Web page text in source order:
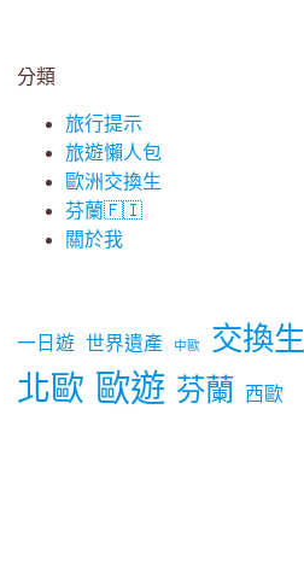
分類
旅行提示
旅遊懶人包
歐洲交換生
芬蘭🇫🇮
關於我
一日遊 世界遺產 中歐 交換生
北歐 歐遊 芬蘭 西歐